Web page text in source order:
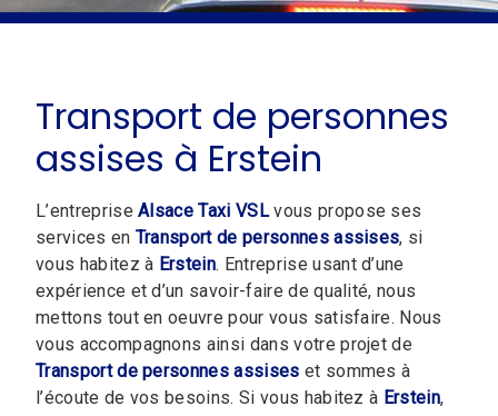
Transport de personnes
assises à Erstein
L’entrepriseAlsace Taxi VSLvous propose ses
services en Transport de personnes assises, si
vous habitez à Erstein. Entreprise usant d’une
expérience et d’un savoir-faire de qualité, nous
mettons tout en oeuvre pour vous satisfaire. Nous
vous accompagnons ainsi dans votre projet de
Transport de personnes assises et sommes à
l’écoute de vos besoins. Si vous habitez à Erstein,